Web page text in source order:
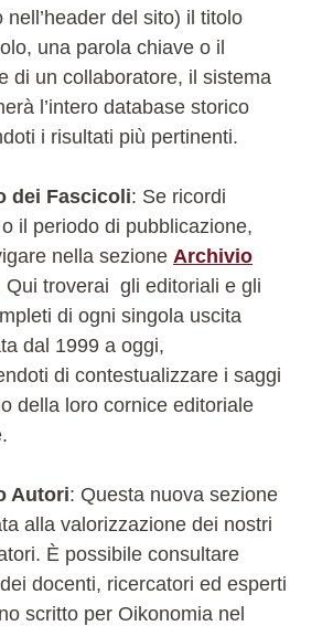
nell’header del sito) il titolo
una parola chiave o il
di un collaboratore, il sistema
l’intero database storico
i risultati più pertinenti.
dei Fascicoli: Se ricordi
o il periodo di pubblicazione,
nella sezione Archivio
Qui troverai gli editoriali e gli
di ogni singola uscita
dal 1999 a oggi,
di contestualizzare i saggi
della loro cornice editoriale
Autori: Questa nuova sezione
alla valorizzazione dei nostri
È possibile consultare
dei docenti, ricercatori ed esperti
scritto per Oikonomia nel